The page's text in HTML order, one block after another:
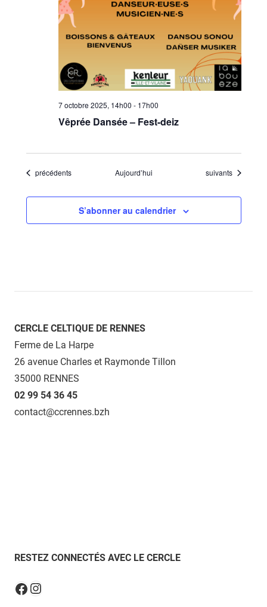
7 octobre 2025, 14h00 - 17h00
Vêprée Dansée – Fest-deiz
Évènements
précédents Aujourd’hui Évènements
suivants
S’abonner au calendrier
CERCLE CELTIQUE DE RENNES
Ferme de La Harpe
26 avenue Charles et Raymonde Tillon
35000 RENNES
02 99 54 36 45
contact@ccrennes.bzh
RESTEZ CONNECTÉS AVEC LE CERCLE
Facebook
Instagram